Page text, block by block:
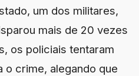
um dos militares,
mais de 20 vezes
os policiais tentaram
o crime, alegando que